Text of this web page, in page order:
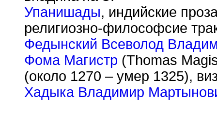
Упанишады, индийские
религиозно-философсие
Федынский Всеволод
Фома Магистр (Thomas
(около 1270 – умер 1325),
Хадыка Владимир